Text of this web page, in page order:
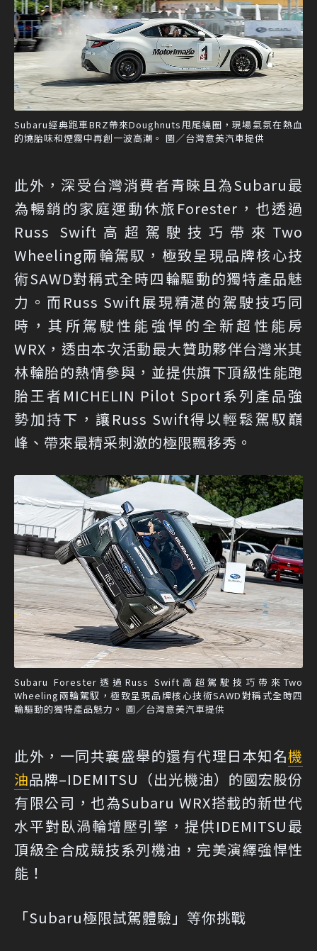
Subaru經典跑車BRZ帶來Doughnuts甩尾繞圈，現場氣氛在熱血
的燒胎味和煙霧中再創一波高潮。 圖／台灣意美汽車提供
此外，深受台灣消費者青睞且為Subaru最
為暢銷的家庭運動休旅Forester，也透過
Russ Swift高超駕駛技巧帶來Two
Wheeling兩輪駕馭，極致呈現品牌核心技
術SAWD對稱式全時四輪驅動的獨特產品魅
力。而Russ Swift展現精湛的駕駛技巧同
時，其所駕駛性能強悍的全新超性能房
WRX，透由本次活動最大贊助夥伴台灣米其
林輪胎的熱情參與，並提供旗下頂級性能跑
胎王者MICHELIN Pilot Sport系列產品強
勢加持下，讓Russ Swift得以輕鬆駕馭巔
峰、帶來最精采刺激的極限飄移秀。
Subaru Forester透過Russ Swift高超駕駛技巧帶來Two
Wheeling兩輪駕馭，極致呈現品牌核心技術SAWD對稱式全時四
輪驅動的獨特產品魅力。 圖／台灣意美汽車提供
此外，一同共襄盛舉的還有代理日本知名機
油品牌–IDEMITSU（出光機油）的國宏股份
有限公司，也為Subaru WRX搭載的新世代
水平對臥渦輪增壓引擎，提供IDEMITSU最
頂級全合成競技系列機油，完美演繹強悍性
能！
「Subaru極限試駕體驗」等你挑戰